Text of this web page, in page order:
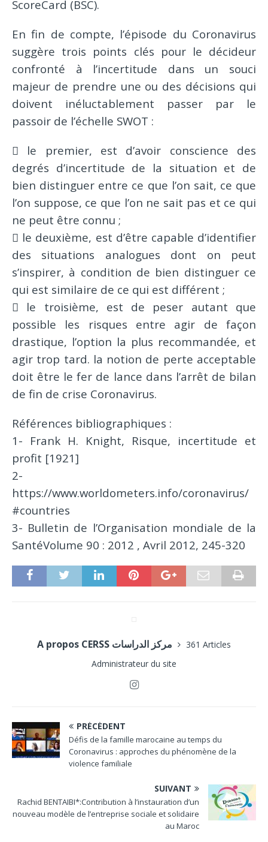
ScoreCard (BSC).
En fin de compte, l’épisode du Coronavirus
suggère trois points clés pour le décideur
confronté à l’incertitude dans un souci
majeur de prendre une ou des décisions qui
doivent inéluctablement passer par le
passoir de l’échelle SWOT :
 le premier, est d’avoir conscience des
degrés d’incertitude de la situation et de
bien distinguer entre ce que l’on sait, ce que
l’on suppose, ce que l’on ne sait pas et ce qui
ne peut être connu ;
 le deuxième, est d’être capable d’identifier
des situations analogues dont on peut
s’inspirer, à condition de bien distinguer ce
qui est similaire de ce qui est différent ;
 le troisième, est de peser autant que
possible les risques entre agir de façon
drastique, l’option la plus recommandée, et
agir trop tard. la notion de perte acceptable
doit être le fer de lance dans l’arrêt de bilan
de fin de crise Coronavirus.
Références bibliographiques :
1- Frank H. Knight, Risque, incertitude et
profit [1921]
2-
https://www.worldometers.info/coronavirus/
#countries
3- Bulletin de l’Organisation mondiale de la
SantéVolume 90 : 2012 , Avril 2012, 245-320
361 Articles
Administrateur du site
PRÉCÉDENT
Défis de la famille marocaine au temps du
Coronavirus : approches du phénomène de la
violence familiale
SUIVANT
Rachid BENTAIBI*:Contribution à l’instauration d’un
nouveau modèle de l’entreprise sociale et solidaire
au Maroc